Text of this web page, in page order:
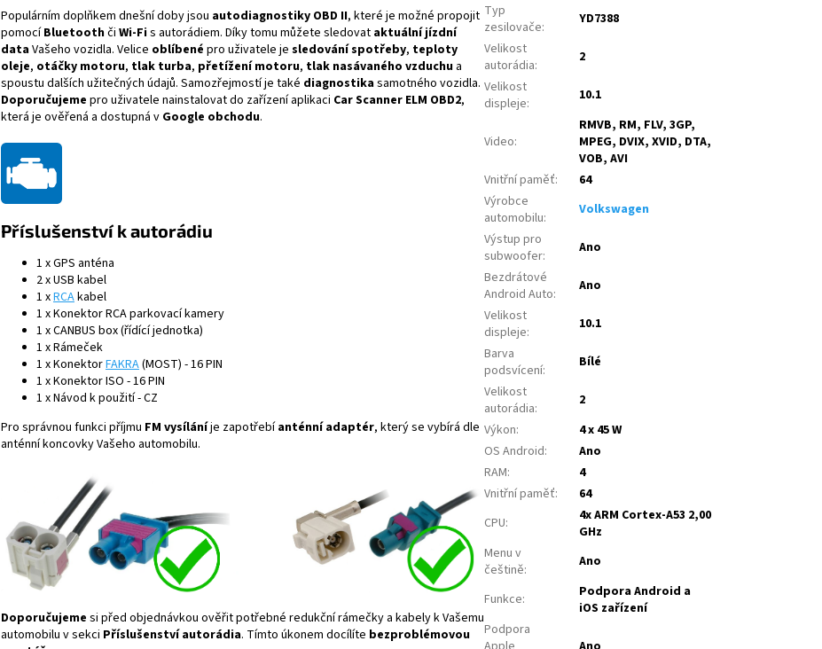
Populárním doplňkem dnešní doby jsou autodiagnostiky OBD II, které je možné propojit
pomocíBluetoothči Wi-Fis autorádiem. Díky tomu můžete sledovat aktuální jízdní
dataVašeho vozidla. Velice oblíbené pro uživatele je sledování spotřeby, teploty
oleje, otáčky motoru, tlak turba, přetížení motoru, tlak nasávaného vzduchu a
spoustu dalších užitečných údajů. Samozřejmostí je také diagnostikasamotného vozidla.
Doporučujeme pro uživatele nainstalovat do zařízení aplikaci Car Scanner ELM OBD2,
která je ověřená a dostupná v Google obchodu.
Příslušenství k autorádiu
1 x GPS anténa
2 x USB kabel
1 xRCAkabel
1 x Konektor RCA parkovací kamery
1 x CANBUS box (řídící jednotka)
1 x Rámeček
1 x KonektorFAKRA(MOST) - 16 PIN
1 x Konektor ISO - 16 PIN
1 x Návod k použití - CZ
Pro správnou funkci příjmu FM vysíláníje zapotřebíanténní adaptér, který se vybírá dle
anténní koncovky Vašeho automobilu.
Doporučujeme si před objednávkou ověřit potřebné redukční rámečky a kabely k Vašemu
automobilu v sekci Příslušenství autorádia. Tímto úkonem docílíte bezproblémovou
Typ
zesilovače:
YD7388
Velikost
autorádia:
2
Velikost
displeje: 10.1
Video:
RMVB, RM, FLV, 3GP,
MPEG, DVIX, XVID, DTA,
VOB, AVI
Vnitřní paměť:
64
Výrobce
automobilu:
Volkswagen
Výstup pro
subwoofer:
Ano
Bezdrátové
Android Auto:
Ano
Velikost
displeje:
10.1
Barva
podsvícení:
Bílé
Velikost
autorádia:
2
Výkon:
4 x 45 W
OS Android:
Ano
RAM:
4
Vnitřní paměť:
64
CPU:
4x ARM Cortex-A53 2,00
GHz
Menu v
češtině: Ano
Funkce:
Podpora Android a
iOS zařízení
Podpora